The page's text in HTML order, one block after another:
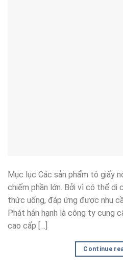
Mục lục Các sản phẩm tô giấy
chiếm phần lớn. Bởi vì có thể di
thức uống, đáp ứng được nhu
Phát hân hạnh là công ty cung
cao cấp […]
Continue